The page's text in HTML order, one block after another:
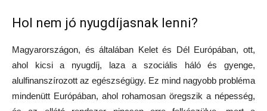
Hol nem jó nyugdíjasnak lenni?
Magyarországon, és általában Kelet és Dél Európában, ott,
ahol kicsi a nyugdíj, laza a szociális háló és gyenge,
alulfinanszírozott az egészségügy. Ez mind nagyobb probléma
mindenütt Európában, ahol rohamosan öregszik a népesség,